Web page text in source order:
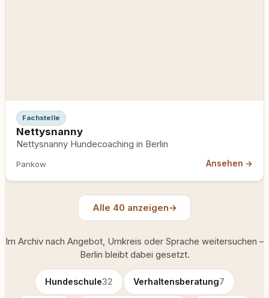
Fachstelle
Nettysnanny
Nettysnanny Hundecoaching in Berlin
Pankow Ansehen →
Alle 40 anzeigen→
Im Archiv nach Angebot, Umkreis oder Sprache weitersuchen –
Berlin bleibt dabei gesetzt.
Hundeschule32 Verhaltensberatung7